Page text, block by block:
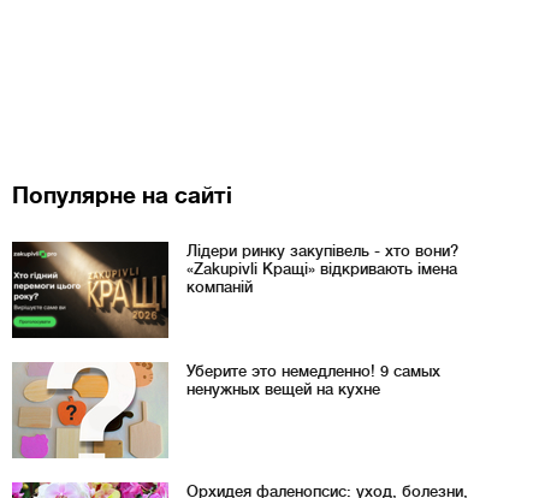
Популярне на сайті
Лідери ринку закупівель - хто вони?
«Zakupivli Кращі» відкривають імена
компаній
Уберите это немедленно! 9 самых
ненужных вещей на кухне
Орхидея фаленопсис: уход, болезни,